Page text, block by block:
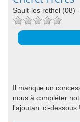
Sault-les-rethel (08)
Il manque un
nous à compléter
l'ajoutant ci-dessous !